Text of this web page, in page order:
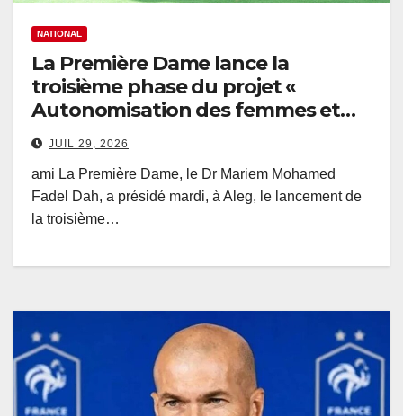
NATIONAL
La Première Dame lance la
troisième phase du projet «
Autonomisation des femmes et
dividende démographique » dans
la région du Sahel SWEDD+
JUIL 29, 2026
ami La Première Dame, le Dr Mariem Mohamed
Fadel Dah, a présidé mardi, à Aleg, le lancement de
la troisième…